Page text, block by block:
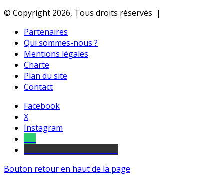
© Copyright 2026, Tous droits réservés |
Partenaires
Qui sommes-nous ?
Mentions légales
Charte
Plan du site
Contact
Facebook
X
Instagram
Bouton retour en haut de la page